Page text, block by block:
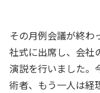
その月例会議が終わ
社式に出席し、会社
演説を行いました。
術者、もう一人は経